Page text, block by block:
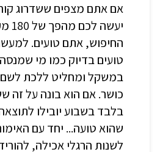
אם אתם מצפים ששדרוג
החיפוש, אתם טועים.
טועים בדיוק כמו מי
במשקל ומחליט ללכת לשם
כושר. אם הוא בונה על זה
בלבד בשבוע יובילו
שהוא טועה... יחד עם
לשנות הרגלי אכילה,